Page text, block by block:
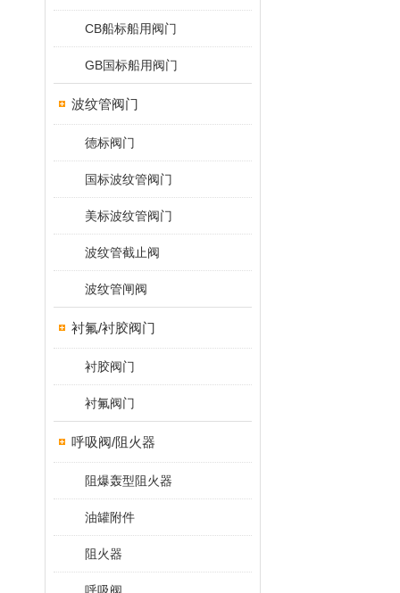
CB船标船用阀门
GB国标船用阀门
波纹管阀门
德标阀门
国标波纹管阀门
美标波纹管阀门
波纹管截止阀
波纹管闸阀
衬氟/衬胶阀门
衬胶阀门
衬氟阀门
呼吸阀/阻火器
阻爆轰型阻火器
油罐附件
阻火器